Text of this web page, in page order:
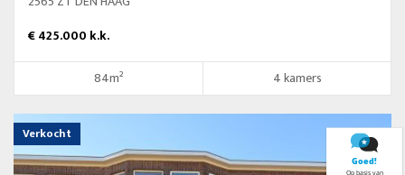
€ 425.000 k.k.
84m² 4 kamers
Verkocht